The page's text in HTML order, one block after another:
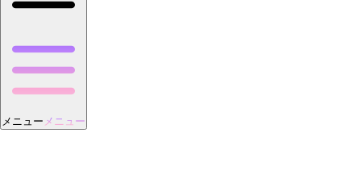
メニュー メニュー